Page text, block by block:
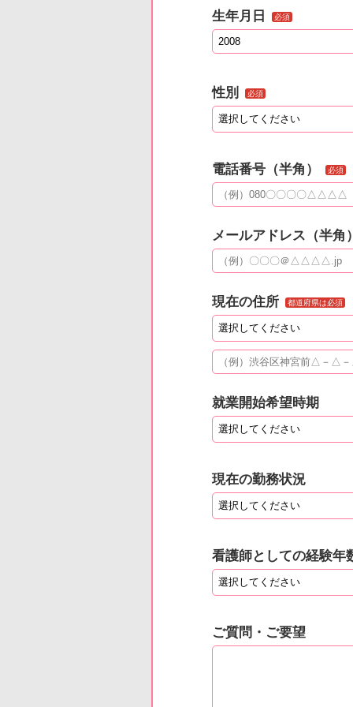
生年月日 必須
性別 必須
電話番号（半角） 必須
メールアドレス（半角
現在の住所 都道府県は必須
就業開始希望時期
現在の勤務状況
看護師としての経験年
ご質問・ご要望